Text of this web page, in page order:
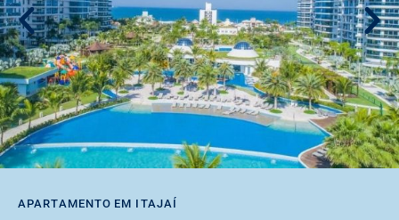
APARTAMENTO EM ITAJAÍ